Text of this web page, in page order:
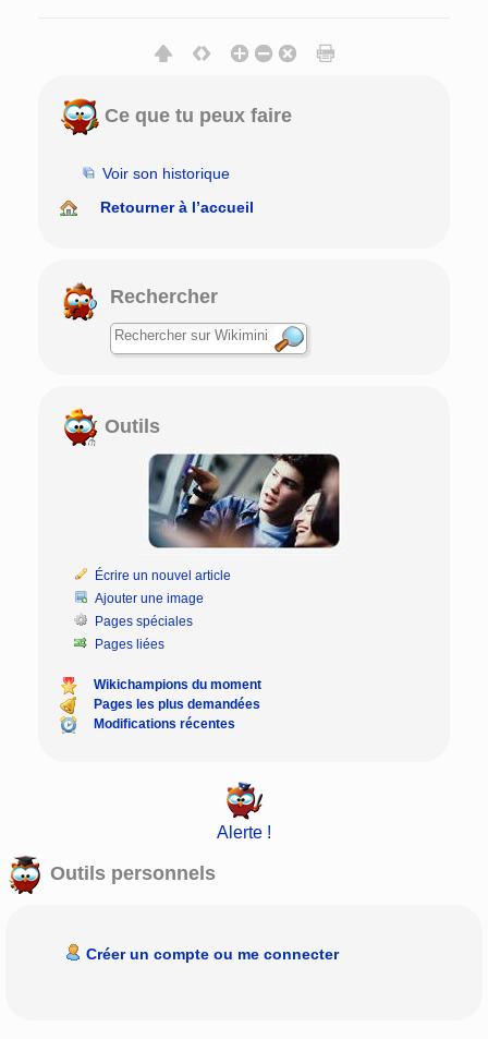
Ce que tu peux faire
Voir son historique
Retourner à l’accueil
Rechercher
Outils
Écrire un nouvel article
Ajouter une image
Pages spéciales
Pages liées
Wikichampions du moment
Pages les plus demandées
Modifications récentes
Alerte !
Outils personnels
Créer un compte ou me connecter